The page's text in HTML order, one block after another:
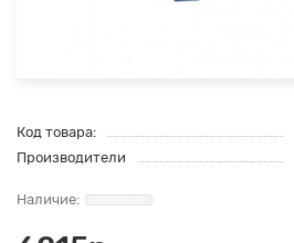
Код товара:
Производители